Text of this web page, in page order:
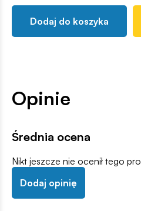
Dodaj do koszyka
Opinie
Średnia ocena
Nikt jeszcze nie ocenił tego
Dodaj opinię